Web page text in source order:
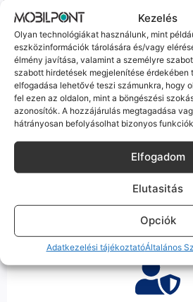
Kezelés
Olyan technológiákat használunk, mint
eszközinformációk tárolására és/vagy
élmény javítása, valamint a személyre
szabott hirdetések megjelenítése érdekében
elfogadása lehetővé teszi számunkra, hogy
fel ezen az oldalon, mint a böngészési
azonosítók. A hozzájárulás megtagadása
hátrányosan befolyásolhat bizonyos
Elfogadom
Elutasitás
Opciók
Adatkezelési tájékoztatóÁltalános
csak a gyártó szoftveres üzenete –
tökéletesen és hibátlanul teszi a
S-széria) a gyárinál rosszabb
termékleírásban külön
100%
Sok éve a szegedi piac
Nem egy arctalan webshop
ember veszi fel a telefont, és
minket Szegeden.